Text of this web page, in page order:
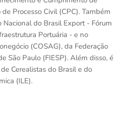
Processo Civil (CPC). Também
Nacional do Brasil Export - Fórum
Portuária - e no
(COSAG), da Federação
São Paulo (FIESP). Além disso, é
Cerealistas do Brasil e do
(ILE).